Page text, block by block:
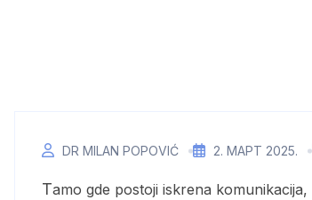
DR MILAN POPOVIĆ 2. МАРТ 2025.
Tamo gde postoji iskrena komunikacija, seksualnost cveta; tamo gde vlada tišina straha, želja se povlači u